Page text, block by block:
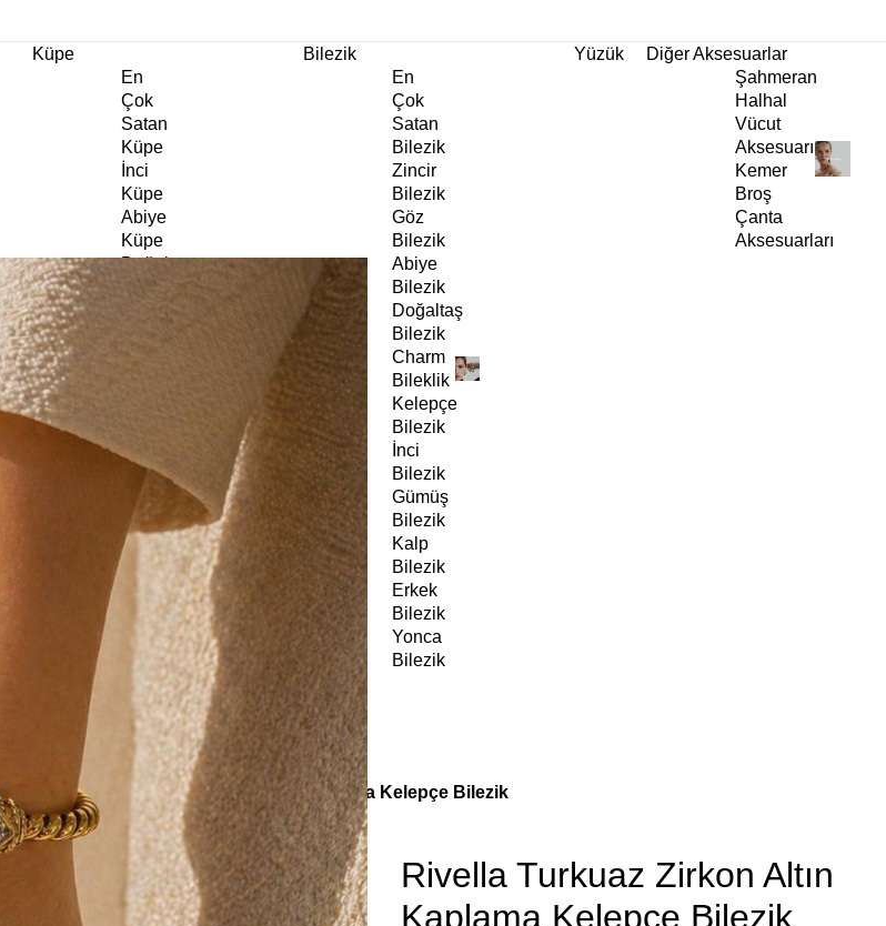
Küpe
En
Çok
Satan
Küpe
İnci
Küpe
Abiye
Küpe
Doğaltaş
Küpe
Kıkırdak
Halka
Küpe
Charm
Küpe
Klipsli
Küpe
Gümüş
Küpe
Yonca
Küpe
Bilezik
En
Çok
Satan
Bilezik
Zincir
Bilezik
Göz
Bilezik
Abiye
Bilezik
Doğaltaş
Bilezik
Charm
Bileklik
Kelepçe
Bilezik
İnci
Bilezik
Gümüş
Bilezik
Kalp
Bilezik
Erkek
Bilezik
Yonca
Bilezik
Yüzük
Diğer Aksesuarlar
Şahmeran
Halhal
Vücut
Aksesuarı
Kemer
Broş
Çanta
Aksesuarları
Riviera Rivella Turkuaz Zirkon Altın Kaplama Kelepçe Bilezik
Rivella Turkuaz Zirkon Altın
Kaplama Kelepçe Bilezik